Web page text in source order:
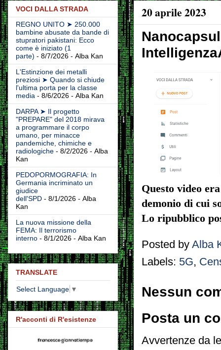
20 aprile 2023
Questo video
demonio di cui
Lo ripubblico
Posted by Alba
Labels: 5G,
Nessun
Posta un
Avvertenze da
VOCI DALLA STRADA
REGNO UNITO ➤ 250.000
bambine abusate da bande di
stupratori pakistani: Ecco
come è iniziato (1
parte) - 8/7/2026 - Alba Kan
L'Estinzione dei metalli
preziosi ➤ Quando si chiude
l'ultima porta per la classe
media - 8/6/2026 - Alba Kan
DARPA ➤ Il progetto
"PREPARE" del 2018 mirava
a programmare il corpo
umano, per minacce
pandemiche, chimiche e
radiologiche - 8/2/2026 - Alba
Kan
PEDOPORMOGRAFIA: In
Germania incriminato un
giudice
dell'SPD - 8/1/2026 - Alba
Kan
La nuova missione della
FEMA: Il terrorismo
interno - 8/1/2026 - Alba Kan
TRANSLATE
Select Language ▼
R'acconti di R'esistenze